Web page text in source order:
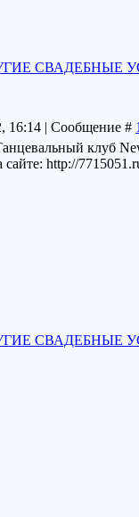
СВАДЕБНЫЕ
16:14 | Сообщение # 1
клуб
http://
СВАДЕБНЫЕ